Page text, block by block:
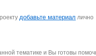
добавьте материал лично
тематике и Вы готовы